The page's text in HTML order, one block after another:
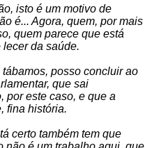
isto é um motivo de
é... Agora, quem, por mais
quem parece que está
da saúde.
posso concluir ao
que sai
por este caso, e que a
fina história.
certo também tem que